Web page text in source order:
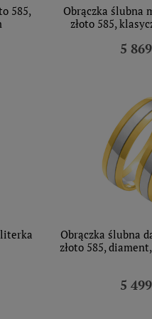
585,
Obrączka ślubna
złoto 585,
5
literka
Obrączka ślubna
złoto 585,
5